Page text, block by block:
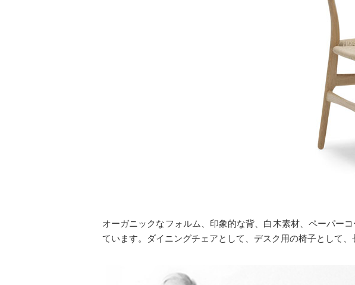
オーガニックなフォルム、印象的な背、白木素材、ペーパー
ています。ダイニングチェアとして、デスク用の椅子として